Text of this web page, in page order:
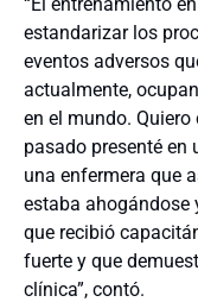
estandarizar los
eventos adversos
actualmente,
en el mundo.
pasado presenté en
una enfermera que
estaba ahogándose
que recibió
fuerte y que
clínica”, contó.